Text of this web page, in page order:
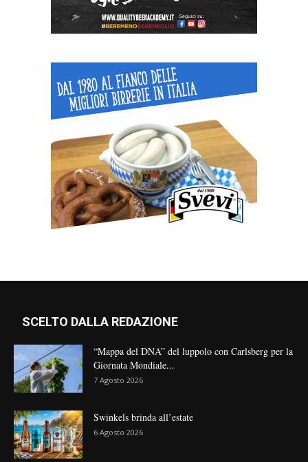
SCELTO DALLA REDAZIONE
“Mappa del DNA” del luppolo con Carlsberg per la
Giornata Mondiale...
7 Agosto 2026
Swinkels brinda all’estate
6 Agosto 2026